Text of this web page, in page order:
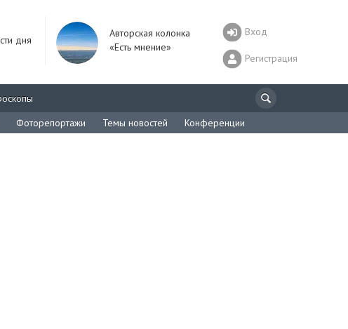
дня
Авторская колонка
«Есть мнение»
Вход
Регистрация
Фоторепортажи Темы новостей Конференции